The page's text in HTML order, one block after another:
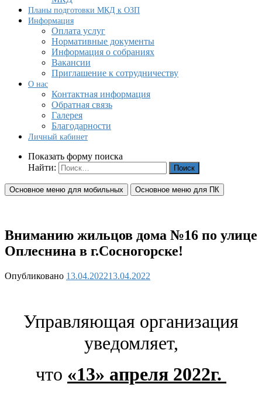
Планы подготовки МКД к ОЗП
Информация
Оплата услуг
Нормативные документы
Информация о собраниях
Вакансии
Приглашение к сотрудничеству
О нас
Контактная информация
Обратная связь
Галерея
Благодарности
Личный кабинет
Показать форму поиска
Найти:
Основное меню для мобильных Основное меню для ПК
Вниманию жильцов дома №16 по улице
Оплеснина в г.Сосногорске!
Опубликовано 13.04.202213.04.2022
Управляющая организация
уведомляет,
что «13» апреля 2022г.